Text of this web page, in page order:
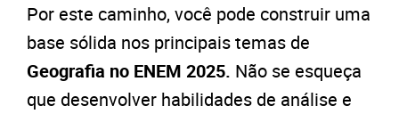
Por este caminho, você pode construir uma
base sólida nos principais temas de
Geografia no ENEM 2025. Não se esqueça
que desenvolver habilidades de análise e